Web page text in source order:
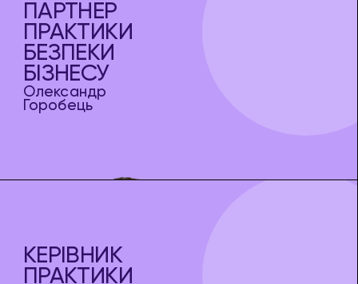
ПАРТНЕР
ПРАКТИКИ
БЕЗПЕКИ
БІЗНЕСУ
Олександр
Горобець
КЕРІВНИК
ПРАКТИКИ